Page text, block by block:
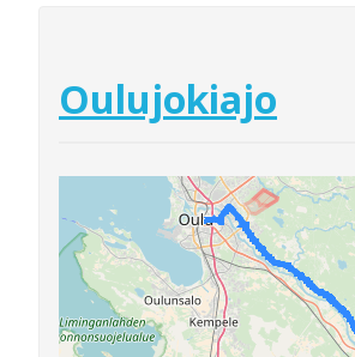
Oulujokiajo